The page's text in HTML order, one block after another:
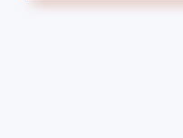
Spider-